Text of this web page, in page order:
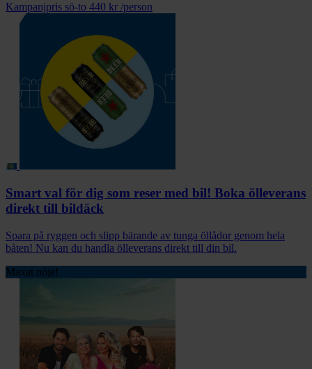
Kampanjpris sö-to 440 kr /person
Smart val för dig som reser med bil! Boka ölleverans
direkt till bildäck
Spara på ryggen och slipp bärande av tunga öllådor genom hela
båten! Nu kan du handla ölleverans direkt till din bil.
Maxat nöje!